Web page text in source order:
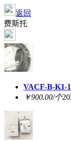
返回
费斯托
VACF-B-K1-
￥900.00/个